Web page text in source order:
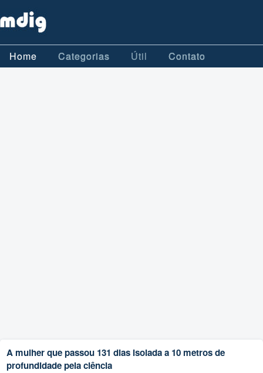
Home Categorias Útil Contato
A mulher que passou 131 dias isolada a 10 metros de
profundidade pela ciência